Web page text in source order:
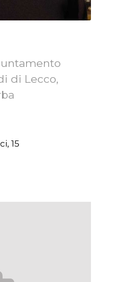
di Lecco,
15